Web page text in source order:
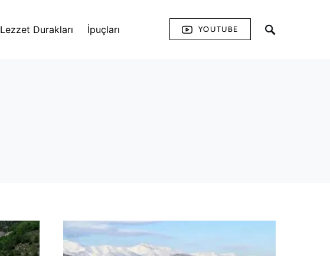
Lezzet Durakları İpuçları YOUTUBE